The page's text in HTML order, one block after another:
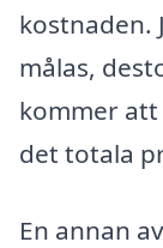
kostnaden.
målas,
kommer
det totala
En annan